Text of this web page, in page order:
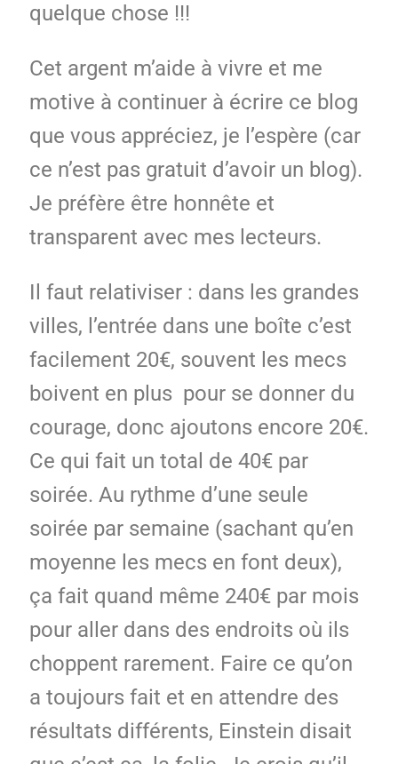
quelque chose !!!
Cet argent m’aide à vivre et me
motive à continuer à écrire ce blog
que vous appréciez, je l’espère (car
ce n’est pas gratuit d’avoir un blog).
Je préfère être honnête et
transparent avec mes lecteurs.
Il faut relativiser : dans les grandes
villes, l’entrée dans une boîte c’est
facilement 20€, souvent les mecs
boivent en plus pour se donner du
courage, donc ajoutons encore 20€.
Ce qui fait un total de 40€ par
soirée. Au rythme d’une seule
soirée par semaine (sachant qu’en
moyenne les mecs en font deux),
ça fait quand même 240€ par mois
pour aller dans des endroits où ils
choppent rarement. Faire ce qu’on
a toujours fait et en attendre des
résultats différents, Einstein disait